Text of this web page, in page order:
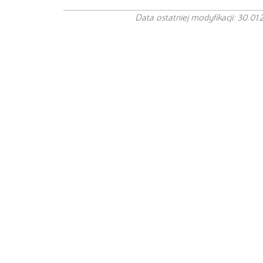
Data ostatniej modyfikacji: